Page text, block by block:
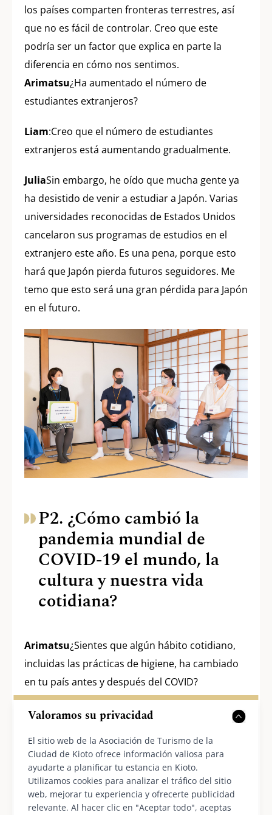
Valoramos su privacidad
El sitio web de la Asociación de Turismo de la
Ciudad de Kioto ofrece información valiosa para
ayudarte a planificar tu estancia en Kioto.
Utilizamos cookies para analizar el tráfico del sitio
web, mejorar tu experiencia y ofrecerte publicidad
relevante. Al hacer clic en "Aceptar todo", aceptas
los países comparten fronteras terrestres, así
que no es fácil de controlar. Creo que este
podría ser un factor que explica en parte la
diferencia en cómo nos sentimos.
Arimatsu¿Ha aumentado el número de
estudiantes extranjeros?
Liam:Creo que el número de estudiantes
extranjeros está aumentando gradualmente.
JuliaSin embargo, he oído que mucha gente ya
ha desistido de venir a estudiar a Japón. Varias
universidades reconocidas de Estados Unidos
cancelaron sus programas de estudios en el
extranjero este año. Es una pena, porque esto
hará que Japón pierda futuros seguidores. Me
temo que esto será una gran pérdida para Japón
en el futuro.
P2. ¿Cómo cambió la
pandemia mundial de
COVID-19 el mundo, la
cultura y nuestra vida
cotidiana?
Arimatsu¿Sientes que algún hábito cotidiano,
incluidas las prácticas de higiene, ha cambiado
en tu país antes y después del COVID?
KrishaniEn Sri Lanka, nunca usábamos
mascarillas en nuestra vida diaria, así que ni
siquiera recuerdo haberlas visto en tiendas.
Pero de repente, nos dijeron que "nos
pusiéramos mascarilla", y nos pilló a todos por
sorpresa. Buscamos mascarillas, pero no
pudimos comprar ninguna. Ahora, todo el